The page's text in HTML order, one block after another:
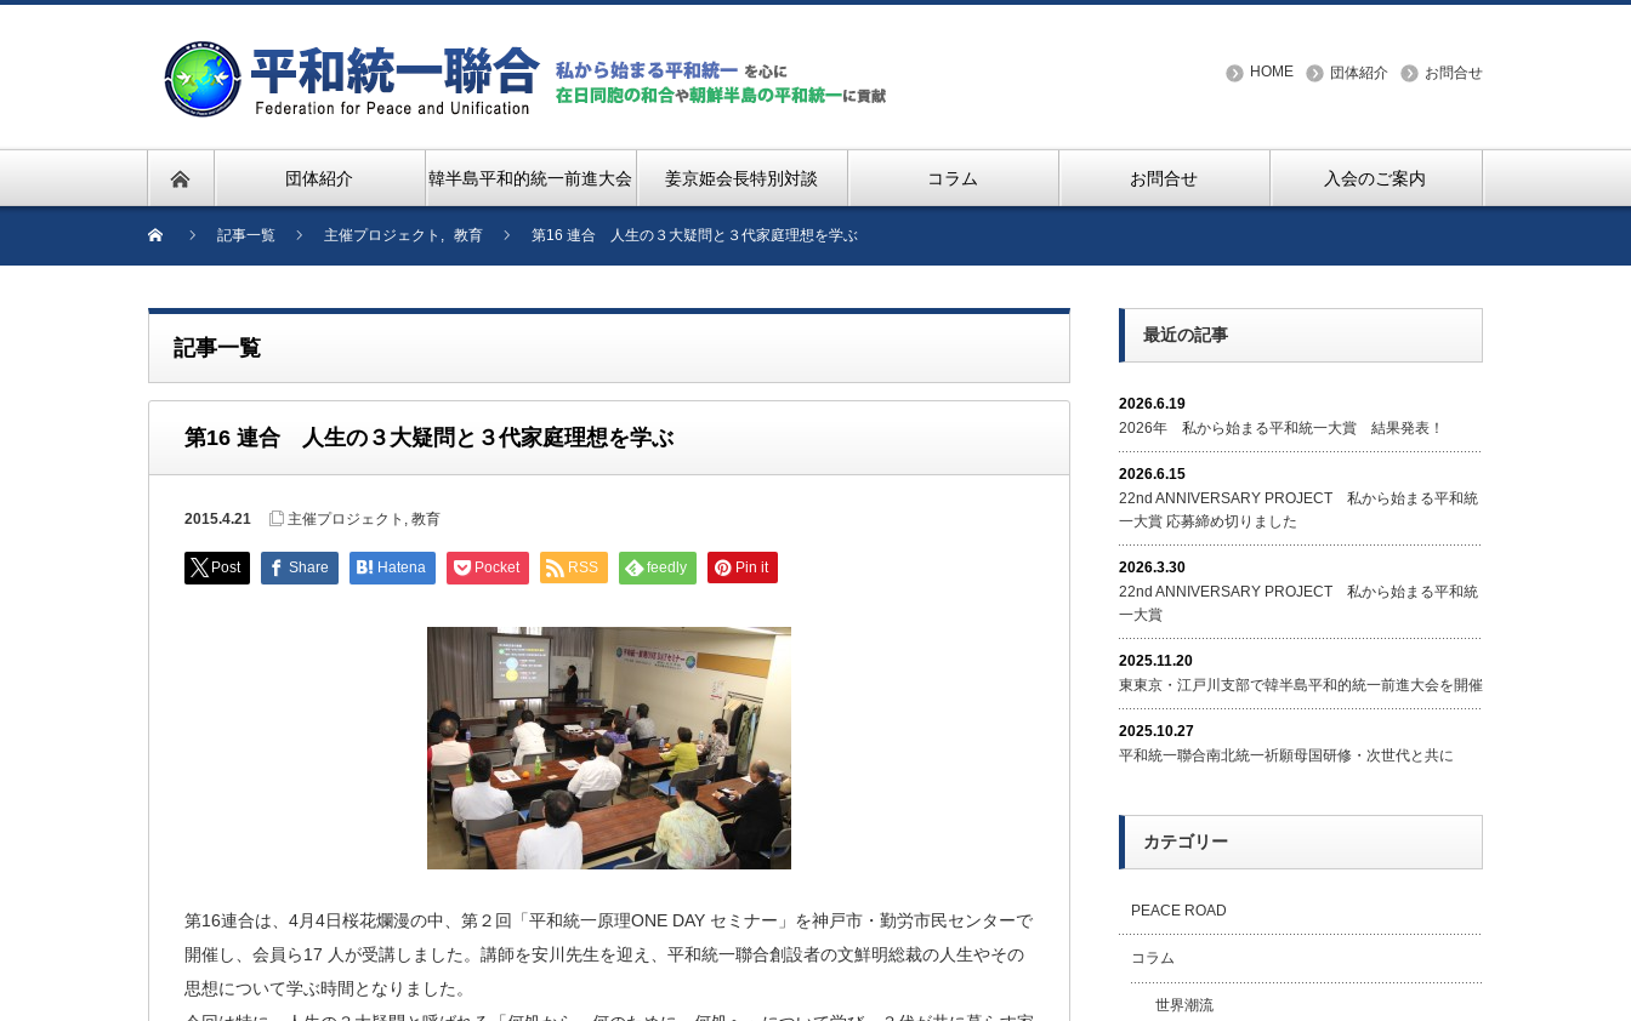
HOME 団体紹介 お問合せ
団体紹介 韓半島平和的統一前進大会 姜京姫会長特別対談 コラム お問合せ 入会のご案内
記事一覧 主催プロジェクト , 教育 第16 連合 人生の３大疑問と３代家庭理想を学ぶ
記事一覧
第16 連合 人生の３大疑問と３代家庭理想を学ぶ
2015.4.21 主催プロジェクト , 教育
Post Share Hatena Pocket RSS feedly Pin it
第16連合は、4月4日桜花爛漫の中、第２回「平和統一原理ONE DAY セミナー」を神戸市・勤労市民センターで
開催し、会員ら17 人が受講しました。講師を安川先生を迎え、平和統一聯合創設者の文鮮明総裁の人生やその
思想について学ぶ時間となりました。
最近の記事
2026.6.19
2026年 私から始まる平和統一大賞 結果発表！
2026.6.15
22nd ANNIVERSARY PROJECT 私から始まる平和統
一大賞 応募締め切りました
2026.3.30
22nd ANNIVERSARY PROJECT 私から始まる平和統
一大賞
2025.11.20
東東京・江戸川支部で韓半島平和的統一前進大会を開催
2025.10.27
平和統一聯合南北統一祈願母国研修・次世代と共に
カテゴリー
PEACE ROAD
コラム
世界潮流